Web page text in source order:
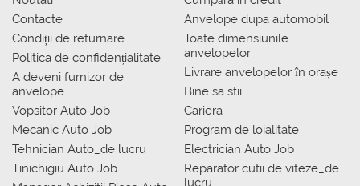
Contacte
Condiții de returnare
Politica de confidențialitate
A deveni furnizor de
anvelope
Vopsitor Auto Job
Mecanic Auto Job
Tehnician Auto_de lucru
Tinichigiu Auto Job
Anvelope dupa automobil
Toate dimensiunile
anvelopelor
Livrare anvelopelor în orașe
Bine sa stii
Cariera
Program de loialitate
Electrician Auto Job
Reparator cutii de viteze_de
lucru